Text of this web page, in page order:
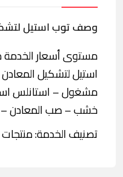
وصف توب استيل
مستوى أسعار
استيل لتشكيل
مشغول – استانلس
خشب – صب المعادن –
تصنيف الخدمة: